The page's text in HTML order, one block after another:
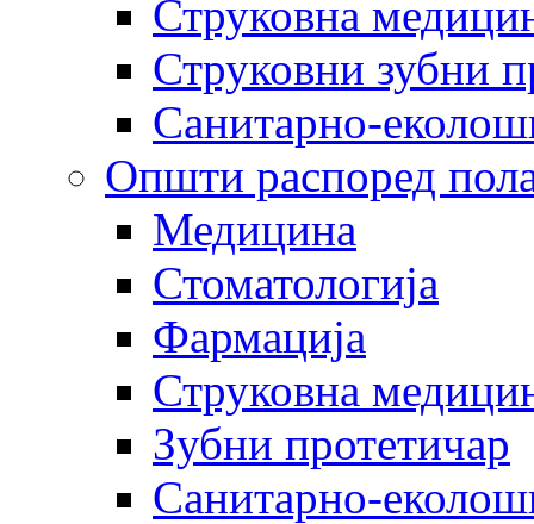
Струковна
Струковни зубни
Санитарно-
Општи распоред
Медицина
Стоматологија
Фармација
Струковна
Зубни протетичар
Санитарно-